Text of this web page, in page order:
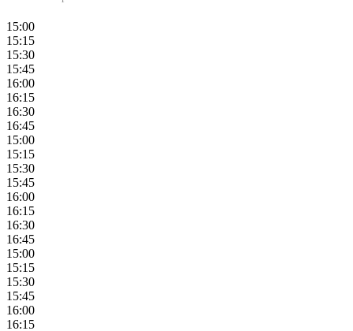
15:00
15:15
15:30
15:45
16:00
16:15
16:30
16:45
15:00
15:15
15:30
15:45
16:00
16:15
16:30
16:45
15:00
15:15
15:30
15:45
16:00
16:15